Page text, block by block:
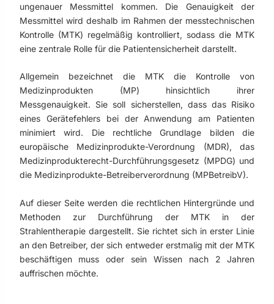
ungenauer Messmittel kommen. Die Genauigkeit der
Messmittel wird deshalb im Rahmen der messtechnischen
Kontrolle (MTK) regelmäßig kontrolliert, sodass die MTK
eine zentrale Rolle für die Patientensicherheit darstellt.
Allgemein bezeichnet die MTK die Kontrolle von
Medizinprodukten (MP) hinsichtlich ihrer
Messgenauigkeit. Sie soll sicherstellen, dass das Risiko
eines Gerätefehlers bei der Anwendung am Patienten
minimiert wird. Die rechtliche Grundlage bilden die
europäische Medizinprodukte-Verordnung (MDR), das
Medizinprodukterecht-Durchführungsgesetz (MPDG) und
die Medizinprodukte-Betreiberverordnung (MPBetreibV).
Auf dieser Seite werden die rechtlichen Hintergründe und
Methoden zur Durchführung der MTK in der
Strahlentherapie dargestellt. Sie richtet sich in erster Linie
an den Betreiber, der sich entweder erstmalig mit der MTK
beschäftigen muss oder sein Wissen nach 2 Jahren
auffrischen möchte.